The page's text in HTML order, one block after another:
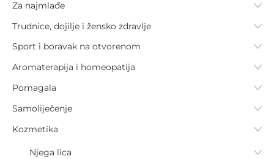
Za najmlađe
Trudnice, dojilje i žensko zdravlje
Sport i boravak na otvorenom
Aromaterapija i homeopatija
Pomagala
Samoliječenje
Kozmetika
Njega lica